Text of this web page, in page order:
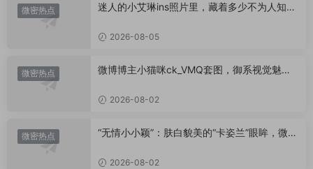
微密热点
迷人的小艾琳ins照片里，藏着多少不为人知的
2026-08-05
微密热点
微博博主小猫咪ck_VMQ套图，御系视觉魅力
2026-08-02
微密热点
“无情小小颖”：肤白貌美的“卡姿兰”眼眸，微密
2026-08-02